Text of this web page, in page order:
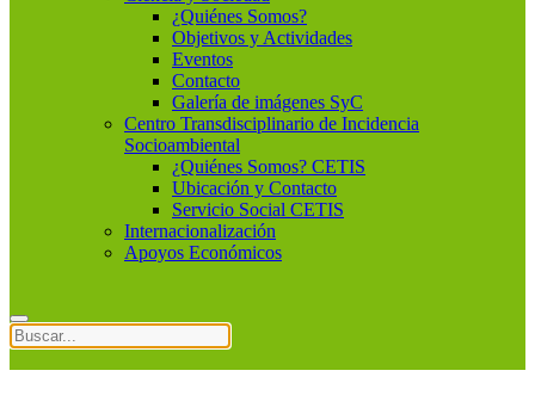
¿Quiénes Somos?
Objetivos y Actividades
Eventos
Contacto
Galería de imágenes SyC
Centro Transdisciplinario de Incidencia
Socioambiental
¿Quiénes Somos? CETIS
Ubicación y Contacto
Servicio Social CETIS
Internacionalización
Apoyos Económicos